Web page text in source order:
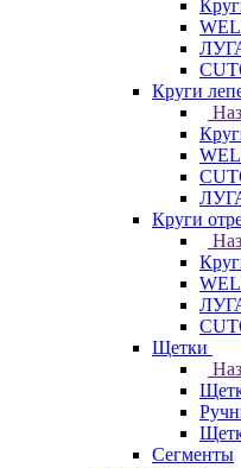
Круги
Круги
Щетки
Сегменты